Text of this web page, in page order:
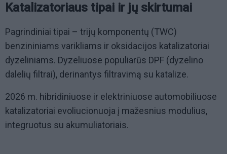
Katalizatoriaus tipai ir jų skirtumai
Pagrindiniai tipai – trijų komponentų (TWC)
benzininiams varikliams ir oksidacijos katalizatoriai
dyzeliniams. Dyzeliuose populiarūs DPF (dyzelino
dalelių filtrai), derinantys filtravimą su katalize.
2026 m. hibridiniuose ir elektriniuose automobiliuose
katalizatoriai evoliucionuoja į mažesnius modulius,
integruotus su akumuliatoriais.